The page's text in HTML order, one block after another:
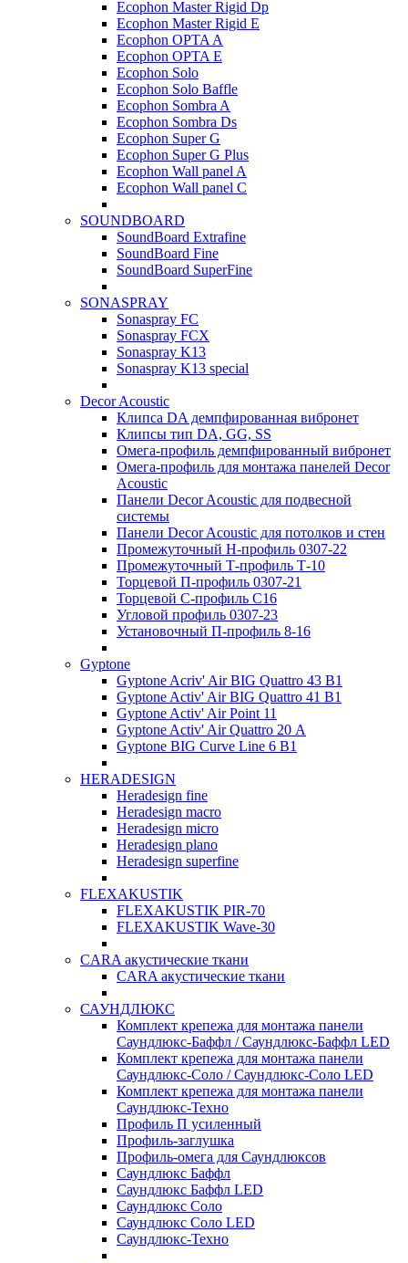
Ecophon Master Rigid Dp
Ecophon Master Rigid E
Ecophon OPTA A
Ecophon OPTA E
Ecophon Solo
Ecophon Solo Baffle
Ecophon Sombra A
Ecophon Sombra Ds
Ecophon Super G
Ecophon Super G Plus
Ecophon Wall panel A
Ecophon Wall panel C
SOUNDBOARD
SoundBoard Extrafine
SoundBoard Fine
SoundBoard SuperFine
SONASPRAY
Sonaspray FC
Sonaspray FCX
Sonaspray K13
Sonaspray K13 special
Decor Acoustic
Клипса DA демпфированная вибронет
Клипсы тип DA, GG, SS
Омега-профиль демпфированный вибронет
Омега-профиль для монтажа панелей Decor
Acoustic
Панели Decor Acoustic для подвесной
системы
Панели Decor Acoustic для потолков и стен
Промежуточный Н-профиль 0307-22
Промежуточный Т-профиль Т-10
Торцевой П-профиль 0307-21
Торцевой С-профиль С16
Угловой профиль 0307-23
Установочный П-профиль 8-16
Gyptone
Gyptone Acriv' Air BIG Quattro 43 В1
Gyptone Activ' Air BIG Quattro 41 B1
Gyptone Activ' Air Point 11
Gyptone Activ' Air Quattro 20 А
Gyptone BIG Curve Line 6 B1
HERADESIGN
Heradesign fine
Heradesign macro
Heradesign micro
Heradesign plano
Heradesign superfine
FLEXAKUSTIK
FLEXAKUSTIK PIR-70
FLEXAKUSTIK Wave-30
CARA акустические ткани
CARA акустические ткани
САУНДЛЮКС
Комплект крепежа для монтажа панели
Саундлюкс-Баффл / Саундлюкс-Баффл LED
Комплект крепежа для монтажа панели
Саундлюкс-Соло / Саундлюкс-Соло LED
Комплект крепежа для монтажа панели
Саундлюкс-Техно
Профиль П усиленный
Профиль-заглушка
Профиль-омега для Саундлюксов
Саундлюкс Баффл
Саундлюкс Баффл LED
Саундлюкс Соло
Саундлюкс Соло LED
Саундлюкс-Техно